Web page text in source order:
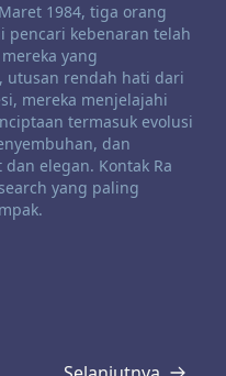
1984, tiga orang
pencari kebenaran telah
yang
utusan rendah hati dari
mereka menjelajahi
termasuk evolusi
dan
elegan. Kontak Ra
yang paling